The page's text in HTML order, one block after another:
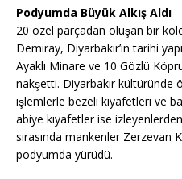
Podyumda Büyük Alkış Aldı
20 özel parçadan oluşan bir
Demiray, Diyarbakır’ın tarihi
Ayaklı Minare ve 10 Gözlü
nakşetti. Diyarbakır kültüründe
işlemlerle bezeli kıyafetleri ve
abiye kıyafetler ise
sırasında mankenler Zerzevan
podyumda yürüdü.